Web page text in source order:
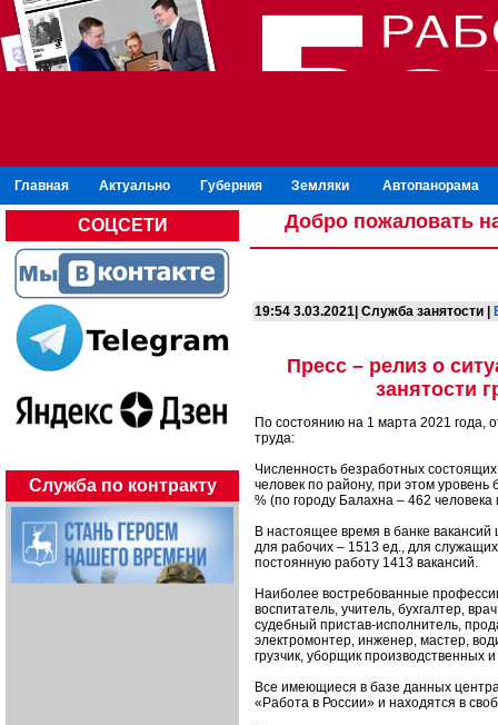
Главная Актуально Губерния Земляки Автопанорама
СОЦСЕТИ
Служба по контракту
Добро пожаловать
19:54 3.03.2021| Служба занятости |
Пресс – релиз о
занятости
По состоянию на 1 марта 2021
труда:
Численность безработных
человек по району, при этом
% (по городу Балахна – 462 человека
В настоящее время в банке
для рабочих – 1513 ед., для
постоянную работу 1413 вакансий.
Наиболее востребованные
воспитатель, учитель, бухгалтер,
судебный пристав-исполнитель,
электромонтер, инженер, мастер,
грузчик, уборщик производственных
Все имеющиеся в базе данных
«Работа в России» и находятся в